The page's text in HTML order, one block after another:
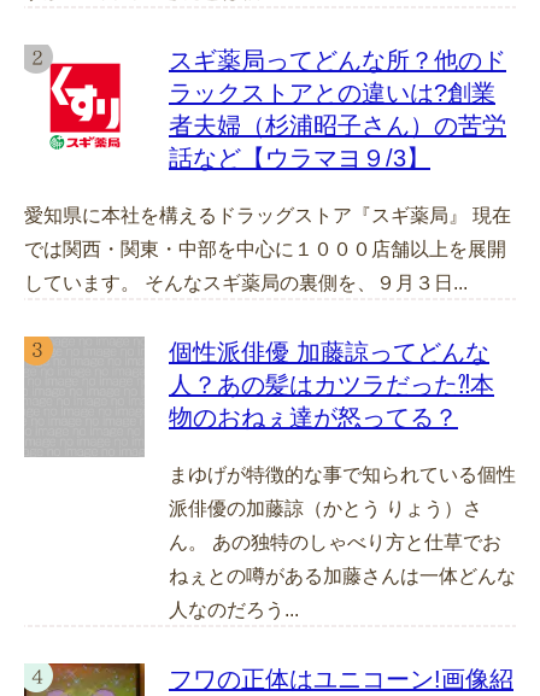
スギ薬局ってどんな所？他のド
ラックストアとの違いは?創業
者夫婦（杉浦昭子さん）の苦労
話など【ウラマヨ９/3】
愛知県に本社を構えるドラッグストア『スギ薬局』 現在
では関西・関東・中部を中心に１０００店舗以上を展開
しています。 そんなスギ薬局の裏側を、９月３日...
個性派俳優 加藤諒ってどんな
人？あの髪はカツラだった⁈本
物のおねぇ達が怒ってる？
まゆげが特徴的な事で知られている個性
派俳優の加藤諒（かとう りょう）さ
ん。 あの独特のしゃべり方と仕草でお
ねぇとの噂がある加藤さんは一体どんな
人なのだろう...
フワの正体はユニコーン!画像紹